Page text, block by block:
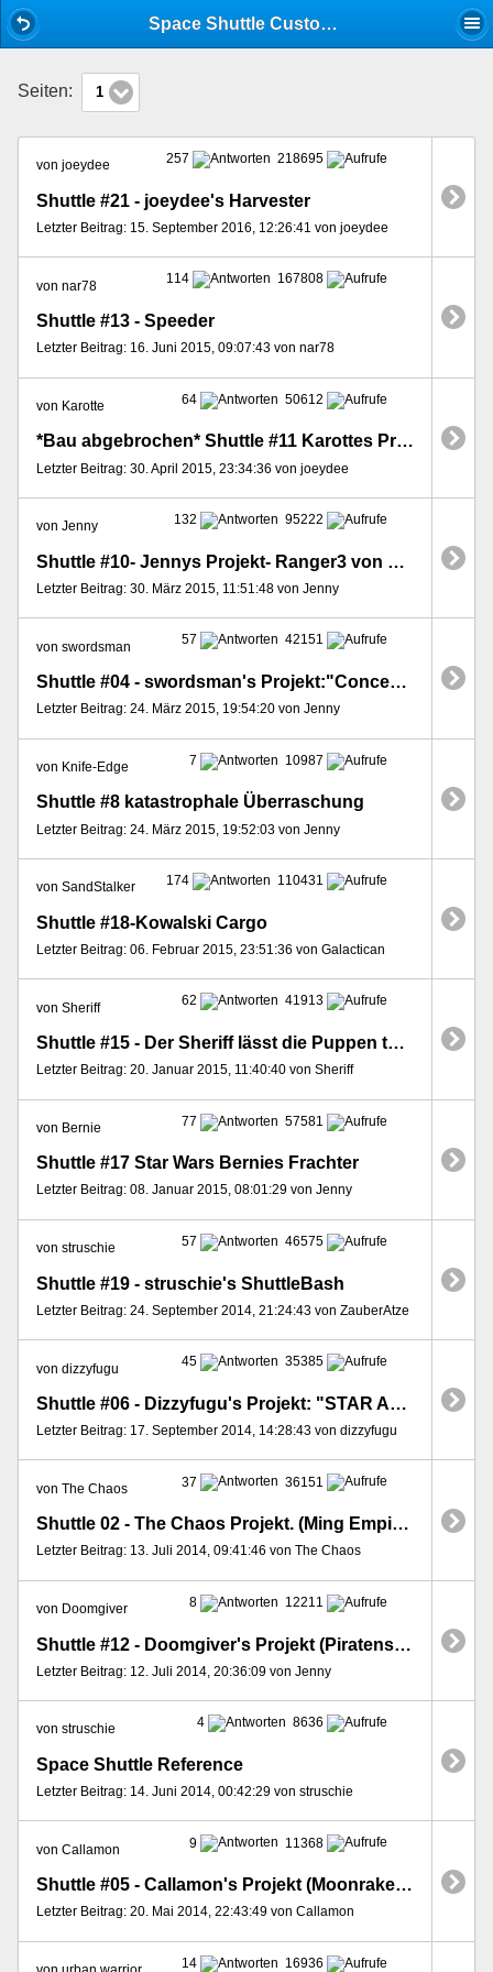
Space Shuttle Custom Paintjob
Seiten: 1
von joeydee 257 218695
Shuttle #21 - joeydee's Harvester
Letzter Beitrag: 15. September 2016, 12:26:41 von joeydee
von nar78 114 167808
Shuttle #13 - Speeder
Letzter Beitrag: 16. Juni 2015, 09:07:43 von nar78
von Karotte 64 50612
*Bau abgebrochen* Shuttle #11 Karottes Projekt "Space Shagnum"
Letzter Beitrag: 30. April 2015, 23:34:36 von joeydee
von Jenny 132 95222
Shuttle #10- Jennys Projekt- Ranger3 von Buck Rogers aus SIKU Shuttle
Letzter Beitrag: 30. März 2015, 11:51:48 von Jenny
von swordsman 57 42151
Shuttle #04 - swordsman's Projekt:"Concept Shuttle 2.0"
Letzter Beitrag: 24. März 2015, 19:54:20 von Jenny
von Knife-Edge 7 10987
Shuttle #8 katastrophale Überraschung
Letzter Beitrag: 24. März 2015, 19:52:03 von Jenny
von SandStalker 174 110431
Shuttle #18-Kowalski Cargo
Letzter Beitrag: 06. Februar 2015, 23:51:36 von Galactican
von Sheriff 62 41913
Shuttle #15 - Der Sheriff lässt die Puppen tanzen
Letzter Beitrag: 20. Januar 2015, 11:40:40 von Sheriff
von Bernie 77 57581
Shuttle #17 Star Wars Bernies Frachter
Letzter Beitrag: 08. Januar 2015, 08:01:29 von Jenny
von struschie 57 46575
Shuttle #19 - struschie's ShuttleBash
Letzter Beitrag: 24. September 2014, 21:24:43 von ZauberAtze
von dizzyfugu 45 35385
Shuttle #06 - Dizzyfugu's Projekt: "STAR ALLIANCE Flug ST-0211 dockt an" (1:200)
Letzter Beitrag: 17. September 2014, 14:28:43 von dizzyfugu
von The Chaos 37 36151
Shuttle 02 - The Chaos Projekt. (Ming Empire/Erath Hybrid Ship)
Letzter Beitrag: 13. Juli 2014, 09:41:46 von The Chaos
von Doomgiver 8 12211
Shuttle #12 - Doomgiver's Projekt (Piratenschiff "White Baccardi III")
Letzter Beitrag: 12. Juli 2014, 20:36:09 von Jenny
von struschie 4 8636
Space Shuttle Reference
Letzter Beitrag: 14. Juni 2014, 00:42:29 von struschie
von Callamon 9 11368
Shuttle #05 - Callamon's Projekt (Moonraker 5)
Letzter Beitrag: 20. Mai 2014, 22:43:49 von Callamon
14 16936